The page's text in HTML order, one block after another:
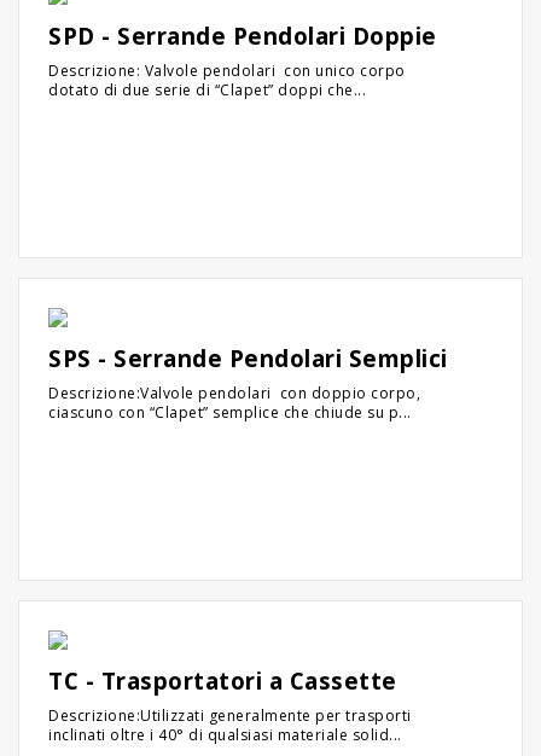
SPD - Serrande Pendolari Doppie
Descrizione: Valvole pendolari con unico corpo
dotato di due serie di “Clapet” doppi che...
SPS - Serrande Pendolari Semplici
Descrizione:Valvole pendolari con doppio corpo,
ciascuno con “Clapet” semplice che chiude su p...
TC - Trasportatori a Cassette
Descrizione:Utilizzati generalmente per trasporti
inclinati oltre i 40° di qualsiasi materiale solid...